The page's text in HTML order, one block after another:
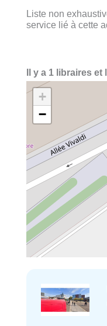
Liste non
service lié à cette
Il y a 1 libraires et
+
−